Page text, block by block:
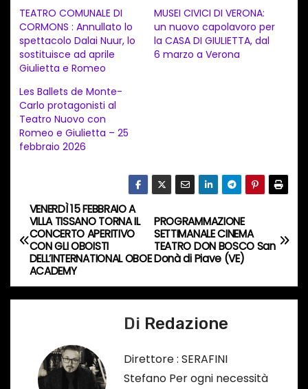
a
m
e
t
o
i
r
s
o
…
TEATRO COMUNALE DI
CORMONS : Annullato lo
spettacolo Dalai Nuur, lo
sostituisce ad aprile
Giulietta e Romeo
MUSEI CIVICI DI VERONA:
un nuovo capolavoro per
la CASA DI GIULIETTA, dal
6 marzo a Verona
Les Ballets de Monte-
Carlo protagonisti al
Teatro Nuovo con
Romeo e Giulietta – 25
febbraio 2026
N
a
v
i
PROGRAMMAZIONE
SETTIMANALE CINEMA
TEATRO DON BOSCO San
Donà di Piave (VE)
VENERDÌ 15 FEBBRAIO A
VILLA TISSANO TORNA IL
CONCERTO APERITIVO
CON GLI OBOISTI
DELL’INTERNATIONAL OBOE
ACADEMY
Di Redazione
Direttore : SERAFINI
Stefano Per ogni necessità